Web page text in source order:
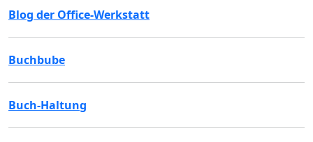
Blog der Office-Werkstatt
Buchbube
Buch-Haltung